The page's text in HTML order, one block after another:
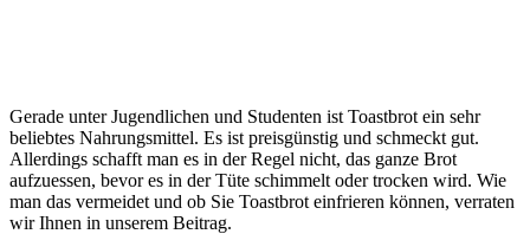
Gerade unter Jugendlichen und Studenten ist Toastbrot ein sehr
beliebtes Nahrungsmittel. Es ist preisgünstig und schmeckt gut.
Allerdings schafft man es in der Regel nicht, das ganze Brot
aufzuessen, bevor es in der Tüte schimmelt oder trocken wird. Wie
man das vermeidet und ob Sie Toastbrot einfrieren können, verraten
wir Ihnen in unserem Beitrag.